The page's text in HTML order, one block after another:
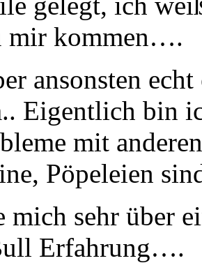
mir kommen….
ansonsten
Eigentlich bin
mit
Pöpeleien
mich sehr über
Erfahrung….